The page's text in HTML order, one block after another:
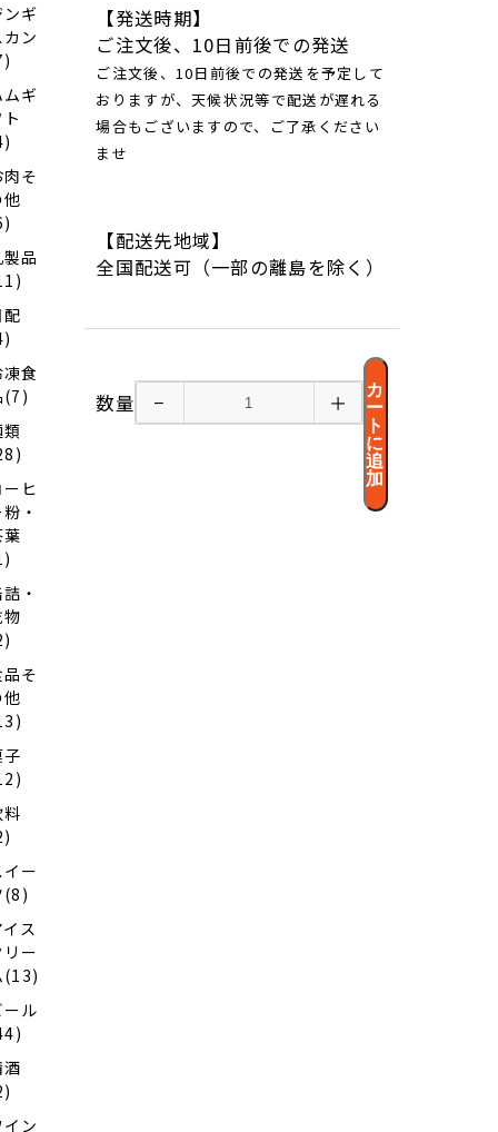
ギ
ン
ギ
そ
品
食
(7)
ヒ
・
・
そ
ー
(8)
ス
ー
(13)
ール
ン
【発送時期】
ご注文後、10日前後での発送
ご注文後、10日前後での発送を予定して
おりますが、天候状況等で配送が遅れる
場合もございますので、ご了承ください
ませ
【配送先地域】
全国配送可（一部の離島を除く）
数量 − ＋
カ
ー
ト
に
追
加